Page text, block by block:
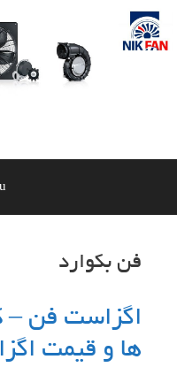
Skip
content
فن بکوارد
اگزاست فن –
ها و قیمت